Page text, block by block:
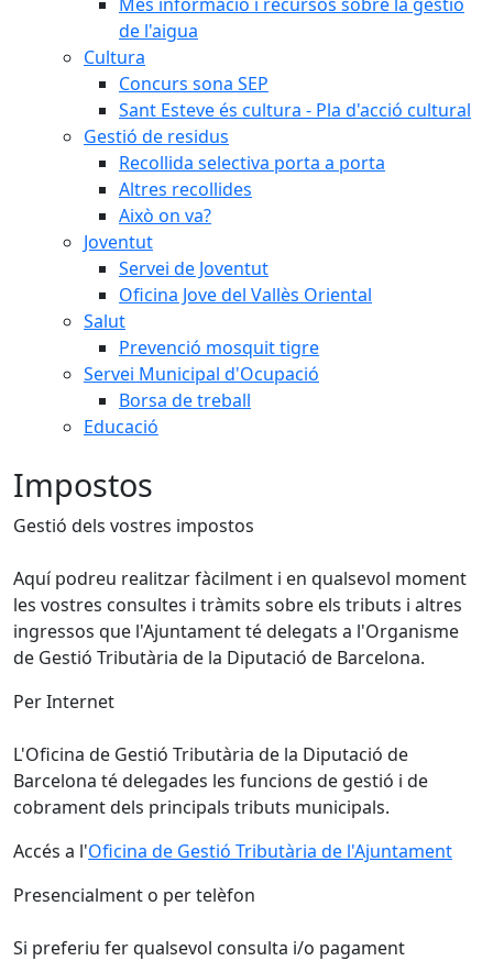
de l'aigua
Cultura
Concurs sona SEP
Sant Esteve és cultura - Pla d'acció cultural
Gestió de residus
Recollida selectiva porta a porta
Altres recollides
Això on va?
Joventut
Servei de Joventut
Oficina Jove del Vallès Oriental
Salut
Prevenció mosquit tigre
Servei Municipal d'Ocupació
Borsa de treball
Educació
Impostos
Gestió dels vostres impostos
Aquí podreu realitzar fàcilment i en qualsevol moment
les vostres consultes i tràmits sobre els tributs i altres
ingressos que l'Ajuntament té delegats a l'Organisme
de Gestió Tributària de la Diputació de Barcelona.
Per Internet
L'Oficina de Gestió Tributària de la Diputació de
Barcelona té delegades les funcions de gestió i de
cobrament dels principals tributs municipals.
Accés a l'Oficina de Gestió Tributària de l'Ajuntament
Presencialment o per telèfon
Si preferiu fer qualsevol consulta i/o pagament